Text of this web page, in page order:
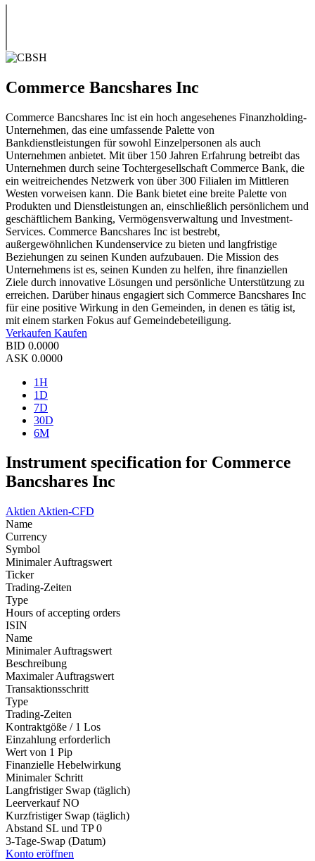
Commerce Bancshares Inc
Commerce Bancshares Inc ist ein hoch angesehenes Finanzholding-
Unternehmen, das eine umfassende Palette von
Bankdienstleistungen für sowohl Einzelpersonen als auch
Unternehmen anbietet. Mit über 150 Jahren Erfahrung betreibt das
Unternehmen durch seine Tochtergesellschaft Commerce Bank, die
ein weitreichendes Netzwerk von über 300 Filialen im Mittleren
Westen vorweisen kann. Die Bank bietet eine breite Palette von
Produkten und Dienstleistungen an, einschließlich persönlichem und
geschäftlichem Banking, Vermögensverwaltung und Investment-
Services. Commerce Bancshares Inc ist bestrebt,
außergewöhnlichen Kundenservice zu bieten und langfristige
Beziehungen zu seinen Kunden aufzubauen. Die Mission des
Unternehmens ist es, seinen Kunden zu helfen, ihre finanziellen
Ziele durch innovative Lösungen und persönliche Unterstützung zu
erreichen. Darüber hinaus engagiert sich Commerce Bancshares Inc
für eine positive Wirkung in den Gemeinden, in denen es tätig ist,
mit einem starken Fokus auf Gemeindebeteiligung.
Verkaufen Kaufen
BID 0.0000
ASK 0.0000
1H
1D
7D
30D
6M
Instrument specification for Commerce
Bancshares Inc
Aktien Aktien-CFD
Name
Currency
Symbol
Minimaler Auftragswert
Ticker
Trading-Zeiten
Type
Hours of accepting orders
ISIN
Name
Minimaler Auftragswert
Beschreibung
Maximaler Auftragswert
Transaktionsschritt
Type
Trading-Zeiten
Kontraktgöße / 1 Los
Einzahlung erforderlich
Wert von 1 Pip
Finanzielle Hebelwirkung
Minimaler Schritt
Langfristiger Swap (täglich)
Leerverkauf NO
Kurzfristiger Swap (täglich)
Abstand SL und TP 0
3-Tage-Swap (Datum)
Konto eröffnen